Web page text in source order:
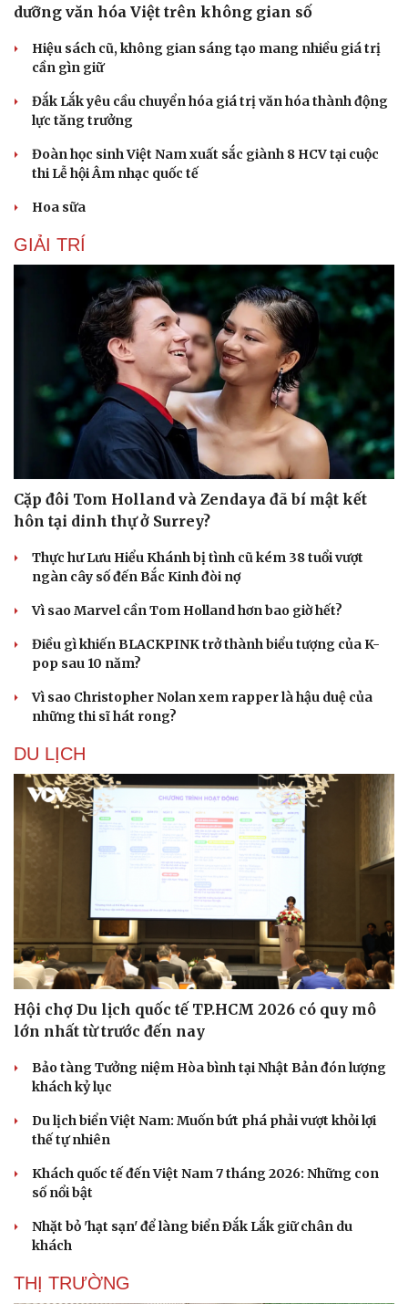
Văn hóa
Sân khấu - Điện ảnh
Văn học
Di sản
Nghệ sĩ
Thời trang
Sao Việt
dưỡng văn hóa Việt trên không gian số
Hiệu sách cũ, không gian sáng tạo mang nhiều giá trị
cần gìn giữ
Đắk Lắk yêu cầu chuyển hóa giá trị văn hóa thành động
lực tăng trưởng
Đoàn học sinh Việt Nam xuất sắc giành 8 HCV tại cuộc
thi Lễ hội Âm nhạc quốc tế
Hoa sữa
GIẢI TRÍ
Cặp đôi Tom Holland và Zendaya đã bí mật kết
hôn tại dinh thự ở Surrey?
Thực hư Lưu Hiểu Khánh bị tình cũ kém 38 tuổi vượt
ngàn cây số đến Bắc Kinh đòi nợ
Vì sao Marvel cần Tom Holland hơn bao giờ hết?
Điều gì khiến BLACKPINK trở thành biểu tượng của K-
pop sau 10 năm?
Vì sao Christopher Nolan xem rapper là hậu duệ của
những thi sĩ hát rong?
DU LỊCH
Hội chợ Du lịch quốc tế TP.HCM 2026 có quy mô
lớn nhất từ trước đến nay
Bảo tàng Tưởng niệm Hòa bình tại Nhật Bản đón lượng
khách kỷ lục
Du lịch biển Việt Nam: Muốn bứt phá phải vượt khỏi lợi
thế tự nhiên
Khách quốc tế đến Việt Nam 7 tháng 2026: Những con
số nổi bật
Nhặt bỏ 'hạt sạn' để làng biển Đắk Lắk giữ chân du
khách
THỊ TRƯỜNG